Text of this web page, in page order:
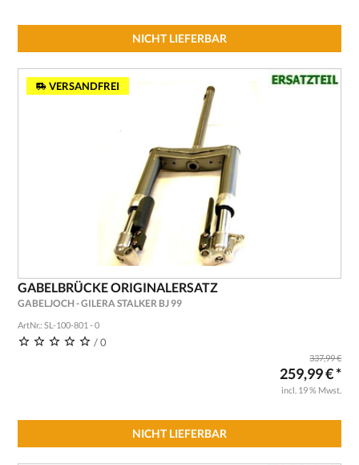
NICHT LIEFERBAR
VERSANDFREI
GABELBRÜCKE ORIGINALERSATZ
GABELJOCH - GILERA STALKER BJ 99
ArtNr.: SL-100-801 - 0
/ 0
337,99 €
259,99 € *
incl. 19 % Mwst.
NICHT LIEFERBAR